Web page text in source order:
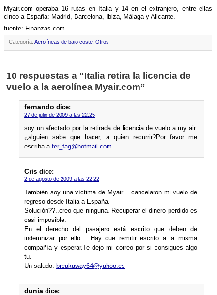
Myair.com operaba 16 rutas en Italia y 14 en el extranjero, entre ellas
cinco a España: Madrid, Barcelona, Ibiza, Málaga y Alicante.
fuente: Finanzas.com
Categoría: Aerolíneas de bajo coste Otros
10 respuestas a “Italia retira la licencia de
vuelo a la aerolí­nea Myair.com”
fernando dice:
27 de julio de 2009 a las 22:25
soy un afectado por la retirada de licencia de vuelo a my air.
¿alguien sabe que hacer, a quien recurrir?Por favor me
escriba a fer_fag@hotmail.com
Cris dice:
2 de agosto de 2009 a las 22:22
También soy una ví­ctima de Myair!…cancelaron mi vuelo de
regreso desde Italia a España.
Solución??..creo que ninguna. Recuperar el dinero perdido es
casi imposible.
En el derecho del pasajero está escrito que deben de
indemnizar por ello… Hay que remitir escrito a la misma
compañí­a y esperar.Te dejo mi correo por si consigues algo
tu.
Un saludo. breakaway64@yahoo.es
dunia dice: